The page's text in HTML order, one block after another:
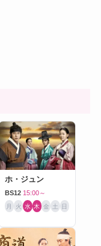
ホ・ジュン
BS12 15:00～
月 火 水 木 金 土 日